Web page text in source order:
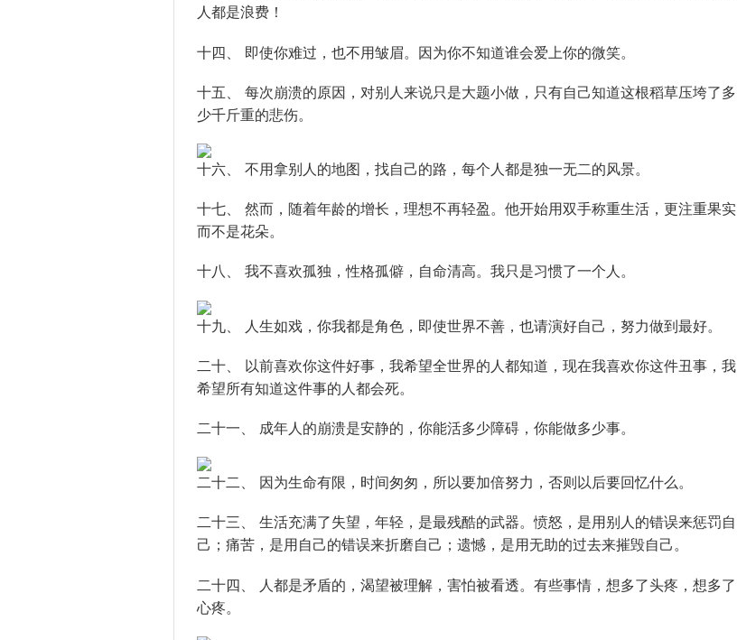
人都是浪费！
十四、 即使你难过，也不用皱眉。因为你不知道谁会爱上你的微笑。
十五、 每次崩溃的原因，对别人来说只是大题小做，只有自己知道这根稻草压垮了多
少千斤重的悲伤。
十六、 不用拿别人的地图，找自己的路，每个人都是独一无二的风景。
十七、 然而，随着年龄的增长，理想不再轻盈。他开始用双手称重生活，更注重果实
而不是花朵。
十八、 我不喜欢孤独，性格孤僻，自命清高。我只是习惯了一个人。
十九、 人生如戏，你我都是角色，即使世界不善，也请演好自己，努力做到最好。
二十、 以前喜欢你这件好事，我希望全世界的人都知道，现在我喜欢你这件丑事，我
希望所有知道这件事的人都会死。
二十一、 成年人的崩溃是安静的，你能活多少障碍，你能做多少事。
二十二、 因为生命有限，时间匆匆，所以要加倍努力，否则以后要回忆什么。
二十三、 生活充满了失望，年轻，是最残酷的武器。愤怒，是用别人的错误来惩罚自
己；痛苦，是用自己的错误来折磨自己；遗憾，是用无助的过去来摧毁自己。
二十四、 人都是矛盾的，渴望被理解，害怕被看透。有些事情，想多了头疼，想多了
心疼。